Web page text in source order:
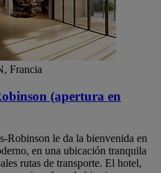
Francia
(apertura en
Robinson le da la bienvenida en
en una ubicación tranquila
rutas de transporte. El hotel,